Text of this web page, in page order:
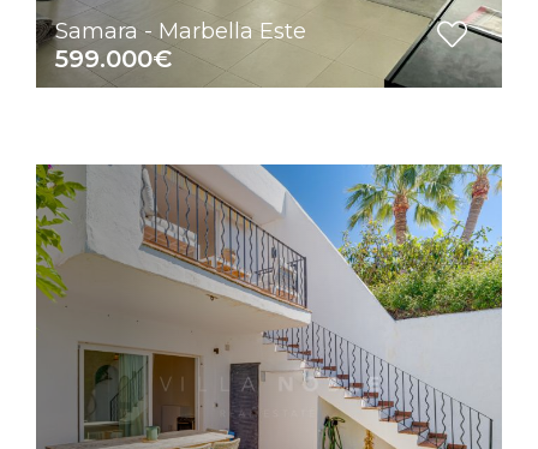
Samara - Marbella Este
599.000€